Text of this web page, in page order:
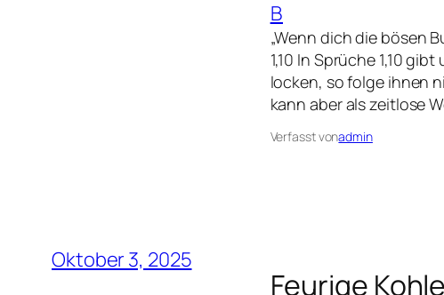
B
„Wenn dich die bösen
1,10 In Sprüche 1,10
locken, so folge ihnen
kann aber als zeitlose
Verfasst vonadmin
Oktober 3, 2025
Feurige